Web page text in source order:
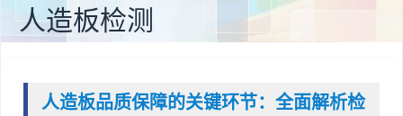
人造板检测
人造板品质保障的关键环节：全面解析检